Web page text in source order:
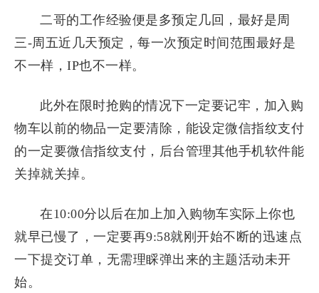
二哥的工作经验便是多预定几回，最好是周
三-周五近几天预定，每一次预定时间范围最好是
不一样，IP也不一样。
此外在限时抢购的情况下一定要记牢，加入购
物车以前的物品一定要清除，能设定微信指纹支付
的一定要微信指纹支付，后台管理其他手机软件能
关掉就关掉。
在10:00分以后在加上加入购物车实际上你也
就早已慢了，一定要再9:58就刚开始不断的迅速点
一下提交订单，无需理睬弹出来的主题活动未开
始。